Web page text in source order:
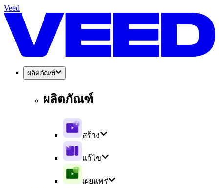
Veed
ผลิตภัณฑ์
ผลิตภัณฑ์
สร้าง
แก้ไข
เผยแพร่